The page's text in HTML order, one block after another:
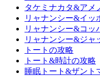
タケミナカタ&アメ
リャナンシー&イッ
リャナンシー&コッ
リャナンシー&ジャ
トートの攻略
トート&時計の攻略
睡眠トート&ザント